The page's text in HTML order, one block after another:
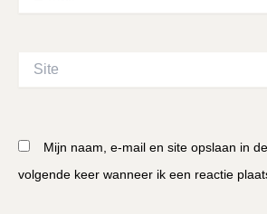
mail*
Mijn naam, e-mail en site opslaan in
volgende keer wanneer ik een reactie